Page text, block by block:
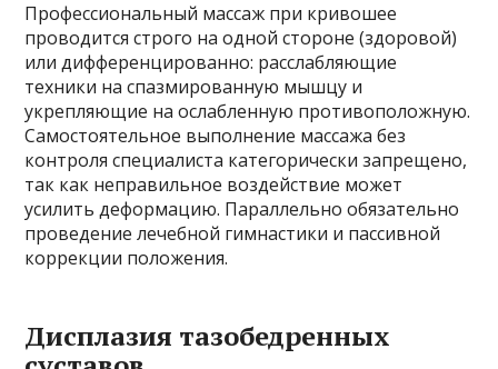
Профессиональный массаж при кривошее
проводится строго на одной стороне (здоровой)
или дифференцированно: расслабляющие
техники на спазмированную мышцу и
укрепляющие на ослабленную противоположную.
Самостоятельное выполнение массажа без
контроля специалиста категорически запрещено,
так как неправильное воздействие может
усилить деформацию. Параллельно обязательно
проведение лечебной гимнастики и пассивной
коррекции положения.
Дисплазия тазобедренных